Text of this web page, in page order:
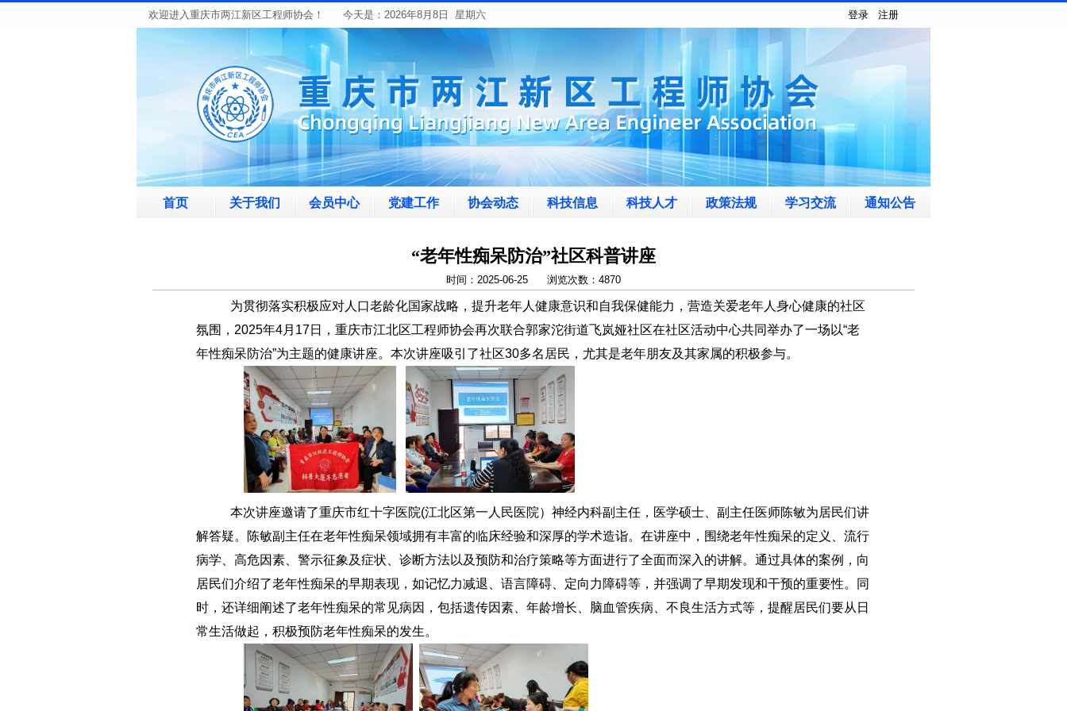
欢迎进入重庆市两江新区工程师协会！ 今天是： 2026年8月8日 星期六 登录 注册
首页 关于我们 会员中心 党建工作 协会动态 科技信息 科技人才 政策法规 学习交流 通知公告
“老年性痴呆防治”社区科普讲座
时间：2025-06-25 浏览次数：4870
为贯彻落实积极应对人口老龄化国家战略，提升老年人健康意识和自我保健能力，营造关爱老年人身心健康的社区
氛围， 2025年4月 17日，重庆市江北区工程师协会再次联合郭家沱街道飞岚娅社区在社区活动中心共同举办了一场以“老
年性痴呆防治”为主题的健康讲座。本次讲座吸引了社区30多名 居民，尤其是老年朋友及其家属的积极参与。
本次讲座邀请了重庆市红十字医院(江北区第一人民医院） 神经内科副主任，医学硕士、副主任医师陈敏为居民们讲
解答疑。 陈敏副主任在老年性痴呆领域拥有丰富的临床经验和深厚的学术造诣。 在讲座中，围绕老年性痴呆的定义、 流行
病学 高危因素、警示征象及症状 、诊断方法以及预防和治疗策略等方面进行了全面而深入的讲解。通过具体的案例，向
居民们介绍了老年性痴呆的早期表现，如记忆力减退、语言障碍、定向力障碍等，并强调了早期发现和干预的重要性。同
时，还详细阐述了老年性痴呆的常见病因，包括遗传因素、年龄增长、脑血管疾病、不良生活方式等，提醒居民们要从日
常生活做起，积极预防老年性痴呆的发生。